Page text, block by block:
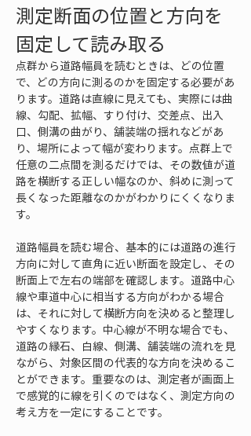
測定断面の位置と方向を
固定して読み取る
点群から道路幅員を読むときは、どの位置
で、どの方向に測るのかを固定する必要があ
ります。道路は直線に見えても、実際には曲
線、勾配、拡幅、すり付け、交差点、出入
口、側溝の曲がり、舗装端の揺れなどがあ
り、場所によって幅が変わります。点群上で
任意の二点間を測るだけでは、その数値が道
路を横断する正しい幅なのか、斜めに測って
長くなった距離なのかがわかりにくくなりま
す。
道路幅員を読む場合、基本的には道路の進行
方向に対して直角に近い断面を設定し、その
断面上で左右の端部を確認します。道路中心
線や車道中心に相当する方向がわかる場合
は、それに対して横断方向を決めると整理し
やすくなります。中心線が不明な場合でも、
道路の縁石、白線、側溝、舗装端の流れを見
ながら、対象区間の代表的な方向を決めるこ
とができます。重要なのは、測定者が画面上
で感覚的に線を引くのではなく、測定方向の
考え方を一定にすることです。